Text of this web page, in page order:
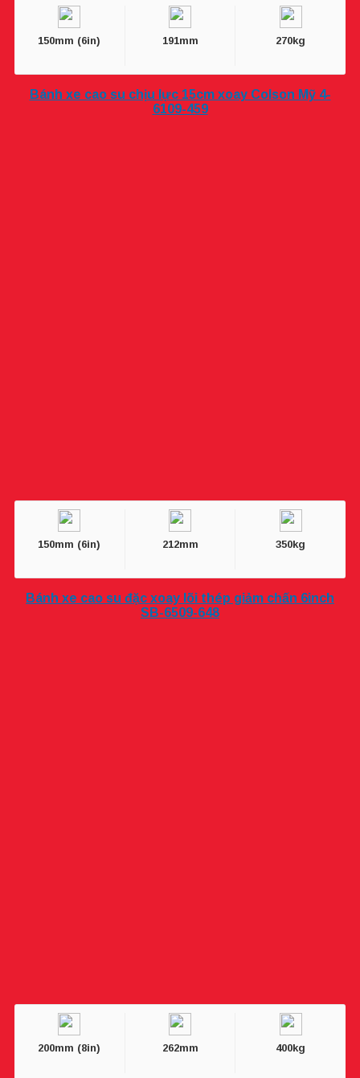
150mm (6in) 191mm 270kg
Bánh xe cao su chịu lực 15cm xoay Colson Mỹ 4-
6109-459
150mm (6in) 212mm 350kg
Bánh xe cao su đặc xoay lõi thép giảm chấn 6inch
SB-6509-648
200mm (8in) 262mm 400kg